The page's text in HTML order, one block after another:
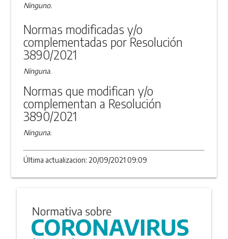
Ninguno.
Normas modificadas y/o
complementadas por Resolución
3890/2021
Ninguna.
Normas que modifican y/o
complementan a Resolución
3890/2021
Ninguna.
Última actualizacion: 20/09/2021 09:09